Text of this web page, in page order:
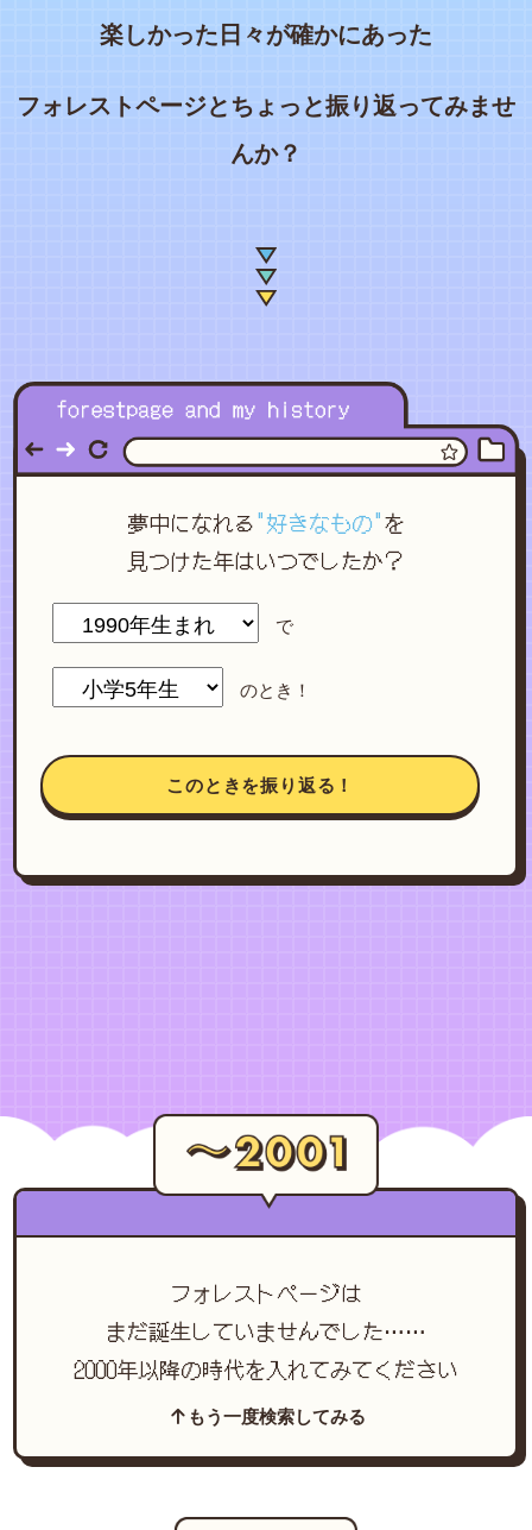
楽しかった日々が確かにあった
フォレストページとちょっと振り返ってみませ
んか？
夢中になれる"好きなもの"を
見つけた年はいつでしたか？
で
のとき！
このときを振り返る！
フォレストページは
まだ誕生していませんでした……
2000年以降の時代を入れてみてください
もう一度検索してみる